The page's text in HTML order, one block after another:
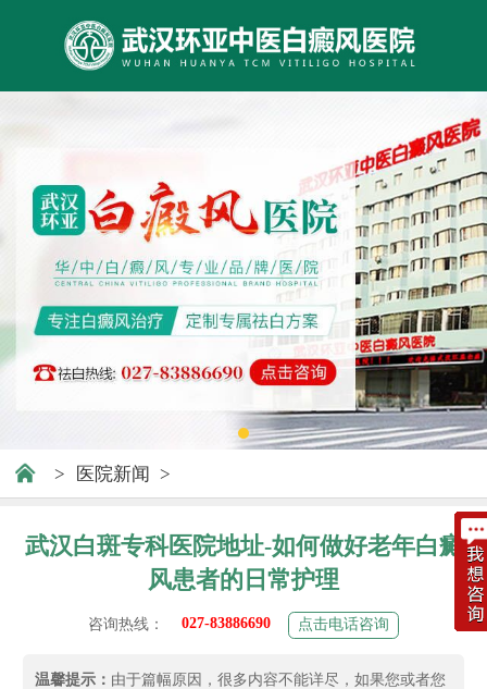
> 医院新闻 >
武汉白斑专科医院地址-如何做好老年白癜
风患者的日常护理
咨询热线： 027-83886690 点击电话咨询
温馨提示： 由于篇幅原因，很多内容不能详尽，如果您或者您